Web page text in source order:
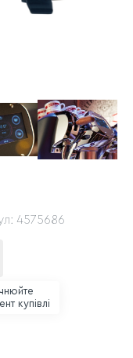
4575686
купівлі